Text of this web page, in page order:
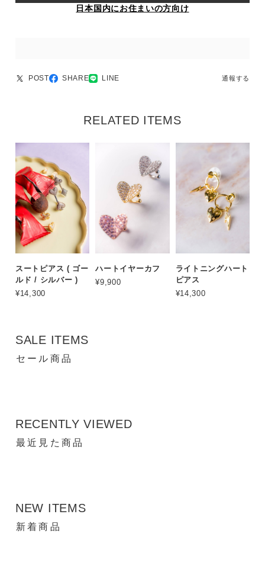
日本国内にお住まいの方向け
POST SHARE LINE 通報する
RELATED ITEMS
スートピアス ( ゴー
ルド / シルバー )
¥14,300
ハートイヤーカフ
¥9,900
ライトニングハート
ピアス
¥14,300
SALE ITEMS
セール商品
RECENTLY VIEWED
最近見た商品
NEW ITEMS
新着商品